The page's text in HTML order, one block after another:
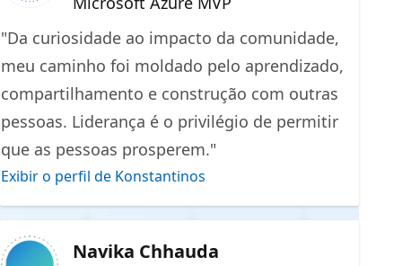
"Da curiosidade ao impacto da comunidade,
meu caminho foi moldado pelo aprendizado,
compartilhamento e construção com outras
pessoas. Liderança é o privilégio de permitir
que as pessoas prosperem."
Exibir o perfil de Konstantinos
Navika Chhauda